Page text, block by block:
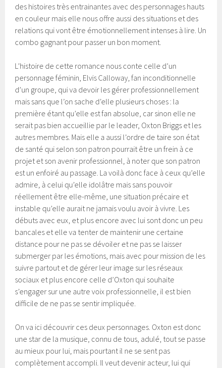
des histoires très entrainantes avec des personnages hauts
en couleur mais elle nous offre aussi des situations et des
relations qui vont être émotionnellement intenses à lire. Un
combo gagnant pour passer un bon moment.
L’histoire de cette romance nous conte celle d’un
personnage féminin, Elvis Calloway, fan inconditionnelle
d’un groupe, qui va devoir les gérer professionnellement
mais sans que l’on sache d’elle plusieurs choses : la
première étant qu’elle est fan absolue, car sinon elle ne
serait pas bien accueillie par le leader, Oxton Briggs et les
autres membres. Mais elle a aussi l’ordre de taire son état
de santé qui selon son patron pourrait être un frein à ce
projet et son avenir professionnel, à noter que son patron
est un enfoiré au passage. La voilà donc face à ceux qu’elle
admire, à celui qu’elle idolâtre mais sans pouvoir
réellement être elle-même, une situation précaire et
instable qu’elle aurait ne jamais voulu avoir à vivre. Les
débuts avec eux, et plus encore avec lui sont donc un peu
bancales et elle va tenter de maintenir une certaine
distance pour ne pas se dévoiler et ne pas se laisser
submerger par les émotions, mais avec pour mission de les
suivre partout et de gérer leur image sur les réseaux
sociaux et plus encore celle d’Oxton qui souhaite
s’engager sur une autre voix professionnelle, il est bien
difficile de ne pas se sentir impliquée.
On va ici découvrir ces deux personnages. Oxton est donc
une star de la musique, connu de tous, adulé, tout se passe
au mieux pour lui, mais pourtant il ne se sent pas
complètement accompli. Il veut devenir acteur, lui qui